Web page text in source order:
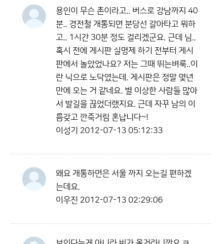
용인이 무슨 촌이라고.. 버스로 강남까지 40
분.. 경전철 개통되면 분당선 갈아타고 뭐하
고.. 1시간 30분 정도 걸리겠군요. 근데 님..
혹시 전에 게시판 실명제 하기 전부터 게시
판에서 놀았었나요? 저는 그때 뛰는벼룩..이
란 닉으로 노닥였는데. 게시판은 정말 몇년
만에 오는 거 같네요. 별 이상한 사람들 많아
서 발길을 끊었더랬지요. 근데 자꾸 남의 이
름갖고 깐죽거림 혼납니다~!
이성기 2012-07-13 05:12:33
왜요 개통하면은 서울 까지 오는길 편하겠
는데요.
이우진 2012-07-13 02:29:06